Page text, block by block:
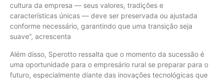
cultura da empresa — seus valores, tradições e
características únicas — deve ser preservada ou ajustada
conforme necessário, garantindo que uma transição seja
suave”, acrescenta
Além disso, Sperotto ressalta que o momento da sucessão é
uma oportunidade para o empresário rural se preparar para o
futuro, especialmente diante das inovações tecnológicas que